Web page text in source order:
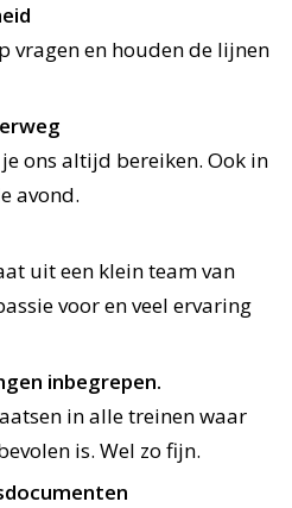
vragen en houden de lijnen
ons altijd bereiken. Ook in
avond.
uit een klein team van
voor en veel ervaring
inbegrepen.
in alle treinen waar
is. Wel zo fijn.